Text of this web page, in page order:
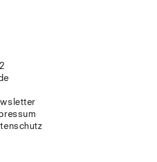
Venedig